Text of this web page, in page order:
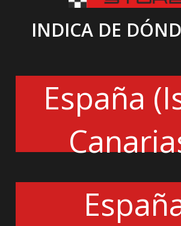
INDICA DE
España
155.15€
con micrófono Electret Noise
Conector jack estéreo macho de
enrollado .
Añadir a la cesta